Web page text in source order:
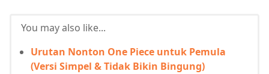
You may also like...
Urutan Nonton One Piece untuk Pemula
(Versi Simpel & Tidak Bikin Bingung)